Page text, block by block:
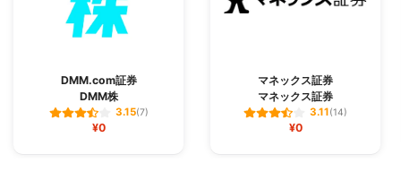
DMM.com証券
DMM株
3.15(7)
¥0
マネックス証券
マネックス証券
3.11(14)
¥0